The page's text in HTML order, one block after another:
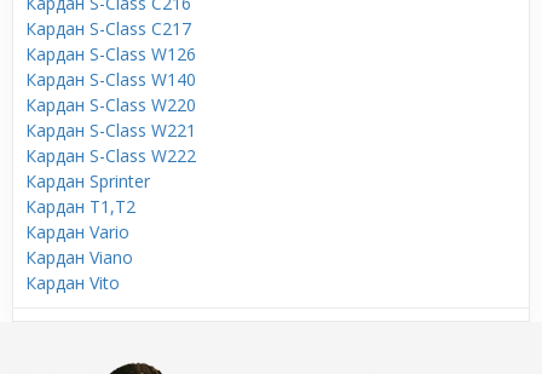
Кардан S-Class C217
Кардан S-Class W126
Кардан S-Class W140
Кардан S-Class W220
Кардан S-Class W221
Кардан S-Class W222
Кардан Sprinter
Кардан T1,T2
Кардан Vario
Кардан Viano
Кардан Vito